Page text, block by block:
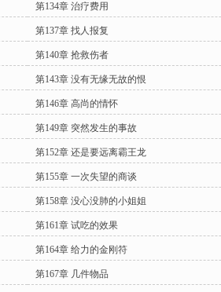
第134章 治疗费用
第137章 找人报复
第140章 抢救伤者
第143章 没有无缘无故的恨
第146章 高尚的情怀
第149章 突然发生的事故
第152章 还是要远离霸王龙
第155章 一次失望的商谈
第158章 没心没肺的小姐姐
第161章 试吃的效果
第164章 给力的金刚符
第167章 几件物品